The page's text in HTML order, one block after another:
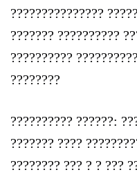
???????????????
??????? ??????????
??????????
????????
?????????? ??????:
??????? ????
???????? ??? ? ? ???